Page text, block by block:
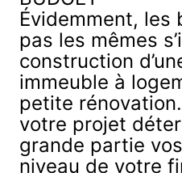
Évidemment, les
pas les mêmes
construction
immeuble à
petite rénovation.
votre projet
grande partie
niveau de votre